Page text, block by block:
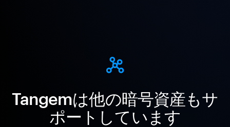
Tangemは他の暗号資産もサ
ポートしています